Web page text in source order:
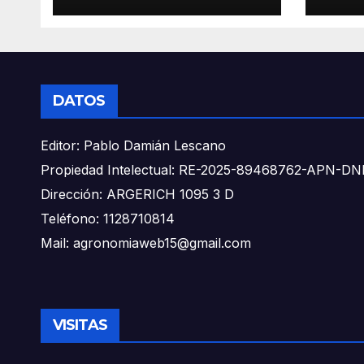
DATOS
Editor: Pablo Damián Lescano
Propiedad Intelectual: RE-2025-89468762-APN-
Dirección: ARGERICH 1095 3 D
Teléfono: 1128710814
Mail: agronomiaweb15@gmail.com
VISITAS